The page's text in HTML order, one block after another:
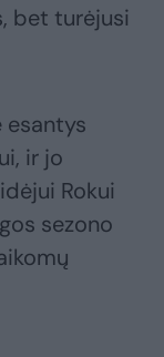
bet turėjusi
ir jo
Rokui
sezono